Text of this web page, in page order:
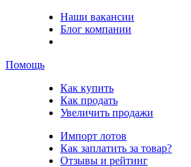
Наши вакансии
Блог компании
Помощь
Как купить
Как продать
Увеличить продажи
Импорт лотов
Как заплатить за товар?
Отзывы и рейтинг